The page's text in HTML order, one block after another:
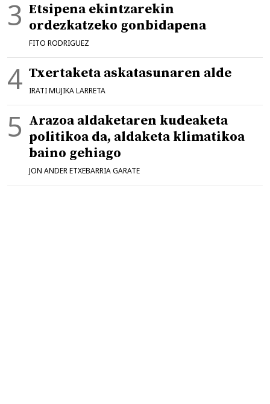
Etsipena ekintzarekin
ordezkatzeko gonbidapena
FITO RODRIGUEZ
Txertaketa askatasunaren alde
IRATI MUJIKA LARRETA
Arazoa aldaketaren kudeaketa
politikoa da, aldaketa klimatikoa
baino gehiago
JON ANDER ETXEBARRIA GARATE